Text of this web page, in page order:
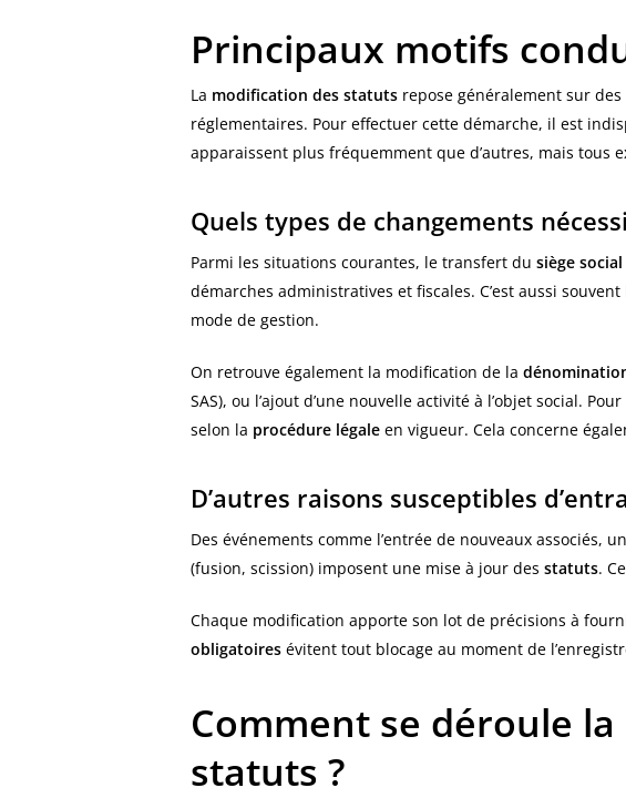
Principaux motifs
La modification des statuts repose généralement sur
réglementaires. Pour effectuer cette démarche, il est
apparaissent plus fréquemment que d’autres, mais tous
Quels types de changements
Parmi les situations courantes, le transfert du siège social
démarches administratives et fiscales. C’est aussi
mode de gestion.
On retrouve également la modification de la
SAS), ou l’ajout d’une nouvelle activité à l’objet social.
selon la procédure légale en vigueur. Cela concerne
D’autres raisons susceptibles
Des événements comme l’entrée de nouveaux
(fusion, scission) imposent une mise à jour des statuts.
Chaque modification apporte son lot de précisions à
obligatoires évitent tout blocage au moment de
Comment se déroule
statuts ?